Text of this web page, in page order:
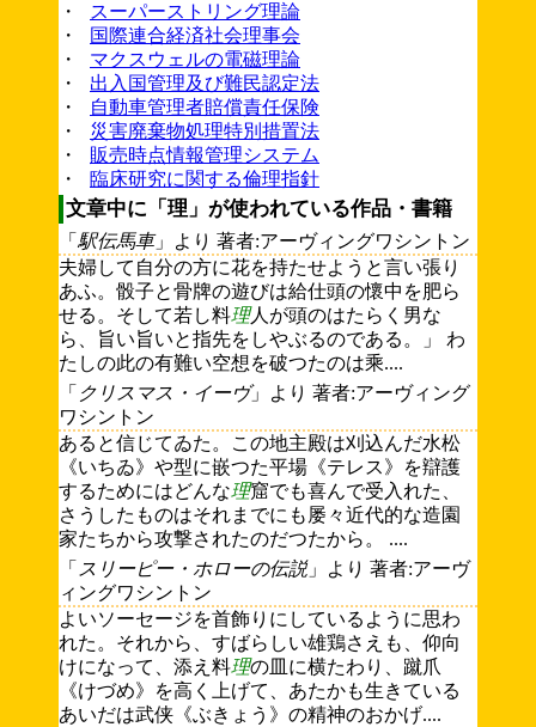
・
スーパーストリング理論
・
国際連合経済社会理事会
・
マクスウェルの電磁理論
・
出入国管理及び難民認定法
・
自動車管理者賠償責任保険
・
災害廃棄物処理特別措置法
・
販売時点情報管理システム
・
臨床研究に関する倫理指針
文章中に「理」が使われている作品・書籍
「 駅伝馬車」より 著者:アーヴィングワシントン
夫婦して自分の方に花を持たせようと言い張り
あふ。骰子と骨牌の遊びは給仕頭の懷中を肥ら
せる。そして若し料理人が頭のはたらく男な
ら、旨い旨いと指先をしやぶるのである。」 わ
たしの此の有難い空想を破つたのは乘....
「 クリスマス・イーヴ」より 著者:アーヴィング
ワシントン
あると信じてゐた。この地主殿は刈込んだ水松
《いちゐ》や型に嵌つた平場《テレス》を辯護
するためにはどんな理窟でも喜んで受入れた、
さうしたものはそれまでにも屡々近代的な造園
家たちから攻撃されたのだつたから。 ....
「 スリーピー・ホローの伝説 」より 著者:アーヴ
ィングワシントン
よいソーセージを首飾りにしているように思わ
れた。それから、すばらしい雄鶏さえも、仰向
けになって、添え料理の皿に横たわり、蹴爪
《けづめ》を高く上げて、あたかも生きている
あいだは武侠《ぶきょう》の精神のおかげ....